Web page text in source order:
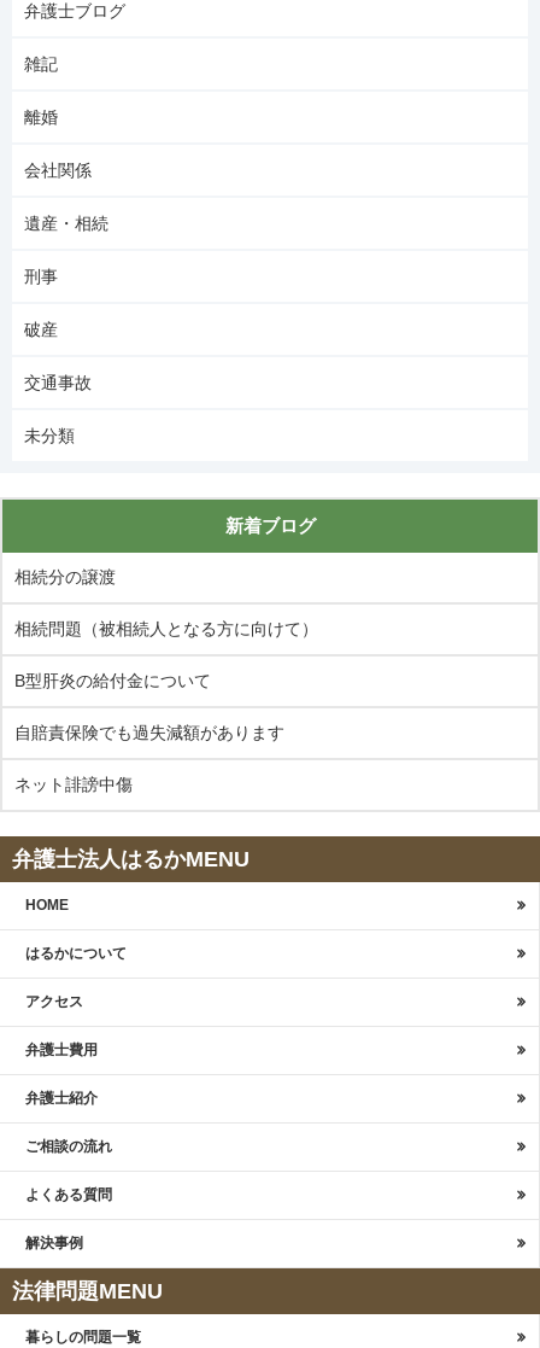
弁護士ブログ
雑記
離婚
会社関係
遺産・相続
刑事
破産
交通事故
未分類
新着ブログ
相続分の譲渡
相続問題（被相続人となる方に向けて）
B型肝炎の給付金について
自賠責保険でも過失減額があります
ネット誹謗中傷
弁護士法人はるかMENU
HOME
はるかについて
アクセス
弁護士費用
弁護士紹介
ご相談の流れ
よくある質問
解決事例
法律問題MENU
暮らしの問題一覧